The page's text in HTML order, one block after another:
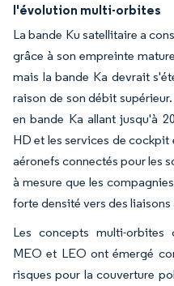
l'évolution multi-orbites
La bande Ku satellitaire a
grâce à son empreinte
mais la bande Ka devrait
raison de son débit
en bande Ka allant jusqu'à
HD et les services de cockpit
aéronefs connectés pour les
à mesure que les
forte densité vers des
Les concepts multi-orbites
MEO et LEO ont émergé
risques pour la couverture